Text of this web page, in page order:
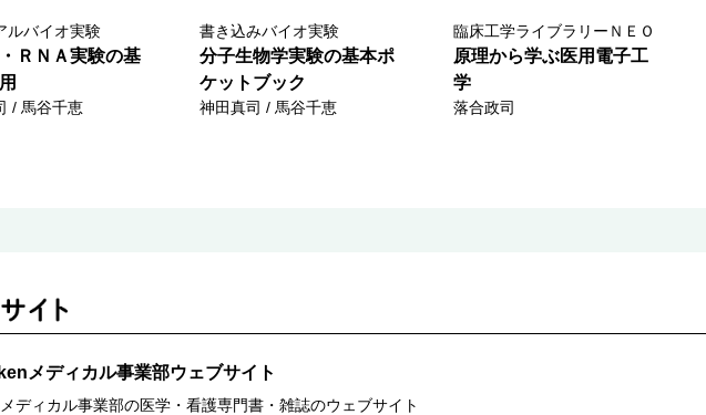
ルバイオ実験
ＲＮＡ実験の基
/ 馬谷千恵
書き込みバイオ実験
分子生物学実験の基本ポ
ケットブック
神田真司 / 馬谷千恵
臨床工学ライブラリーＮＥＯ
原理から学ぶ医用電子工
学
落合政司
メディカル事業部ウェブサイト
ディカル事業部の医学・看護専門書・雑誌のウェブサイト